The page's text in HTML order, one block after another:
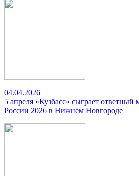
04.04.2026
5 апреля «Кузбасс» сыграет ответный
России 2026 в Нижнем Новгороде